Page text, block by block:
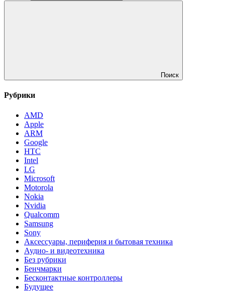
Поиск
Рубрики
AMD
Apple
ARM
Google
HTC
Intel
LG
Microsoft
Motorola
Nokia
Nvidia
Qualcomm
Samsung
Sony
Аксессуары, периферия и бытовая техника
Аудио- и видеотехника
Без рубрики
Бенчмарки
Бесконтактные контроллеры
Будущее